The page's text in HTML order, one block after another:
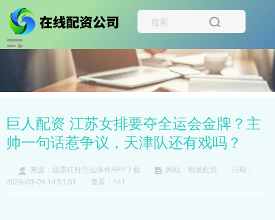
巨人配资 江苏女排要夺全运会金牌？主
帅一句话惹争议，天津队还有戏吗？
来源：股票杠杆怎么操作APP下载 网站：顺发配资
日期：
2026-03-06 14:51:51
查看：141